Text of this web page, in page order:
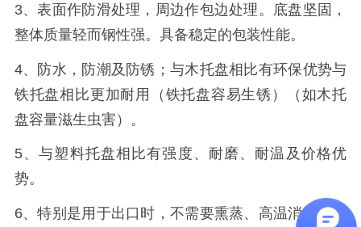
3、表面作防滑处理，周边作包边处理。底盘坚固，
整体质量轻而钢性强。具备稳定的包装性能。
4、防水，防潮及防锈；与木托盘相比有环保优势与
铁托盘相比更加耐用（铁托盘容易生锈）（如木托
盘容量滋生虫害）。
5、与塑料托盘相比有强度、耐磨、耐温及价格优
势。
6、特别是用于出口时，不需要熏蒸、高温消毒或者